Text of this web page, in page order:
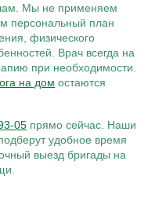
Мы не применяем
персональный план
физического
Врач всегда на
при необходимости.
на дом остаются
05 прямо сейчас. Наши
удобное время
выезд бригады на